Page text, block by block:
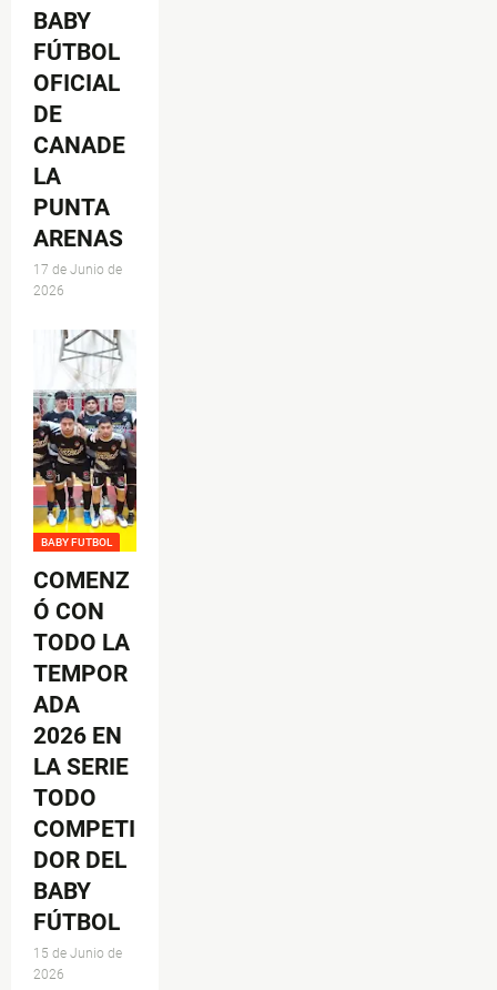
BABY
FÚTBOL
OFICIAL
DE
CANADE
LA
PUNTA
ARENAS
17 de Junio de
2026
BABY FUTBOL
COMENZ
Ó CON
TODO LA
TEMPOR
ADA
2026 EN
LA SERIE
TODO
COMPETI
DOR DEL
BABY
FÚTBOL
15 de Junio de
2026